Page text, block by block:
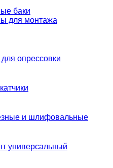
баки
для монтажа
опрессовки
и шлифовальные
универсальный